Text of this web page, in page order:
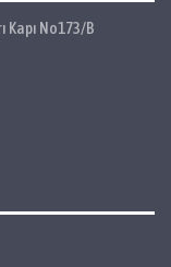
No173/B